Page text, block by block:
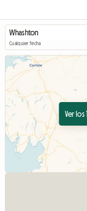
Cualquier fecha
Ver los